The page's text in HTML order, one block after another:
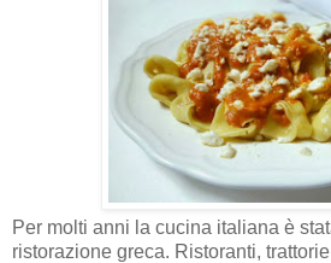
Per molti anni la cucina italiana è
ristorazione greca. Ristoranti,